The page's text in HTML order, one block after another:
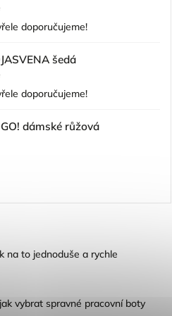
doporučujeme!
šedá
doporučujeme!
dámské růžová
na to jednoduše a rychle
vybrat spravné pracovní boty